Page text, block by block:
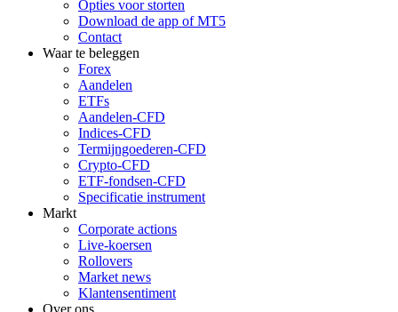
Opties voor storten
Download de app of MT5
Contact
Waar te beleggen
Forex
Aandelen
ETFs
Aandelen-CFD
Indices-CFD
Termijngoederen-CFD
Crypto-CFD
ETF-fondsen-CFD
Specificatie instrument
Markt
Corporate actions
Live-koersen
Rollovers
Market news
Klantensentiment
Over ons